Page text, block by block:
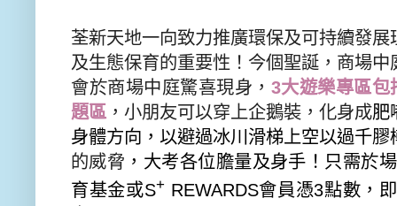
荃新天地一向致力推廣環保及可持續發展
及生態保育的重要性！今個聖誕， 商場中
會於商場中庭驚喜現身， 3大遊樂專區包
題區 ，小朋友可以穿上企鵝裝，化身成肥
身體方向， 以避過冰川滑梯上空以過千
的威脅 ，大考各位膽量及身手！只需於
育基金或S+REWARDS會員憑3點數，